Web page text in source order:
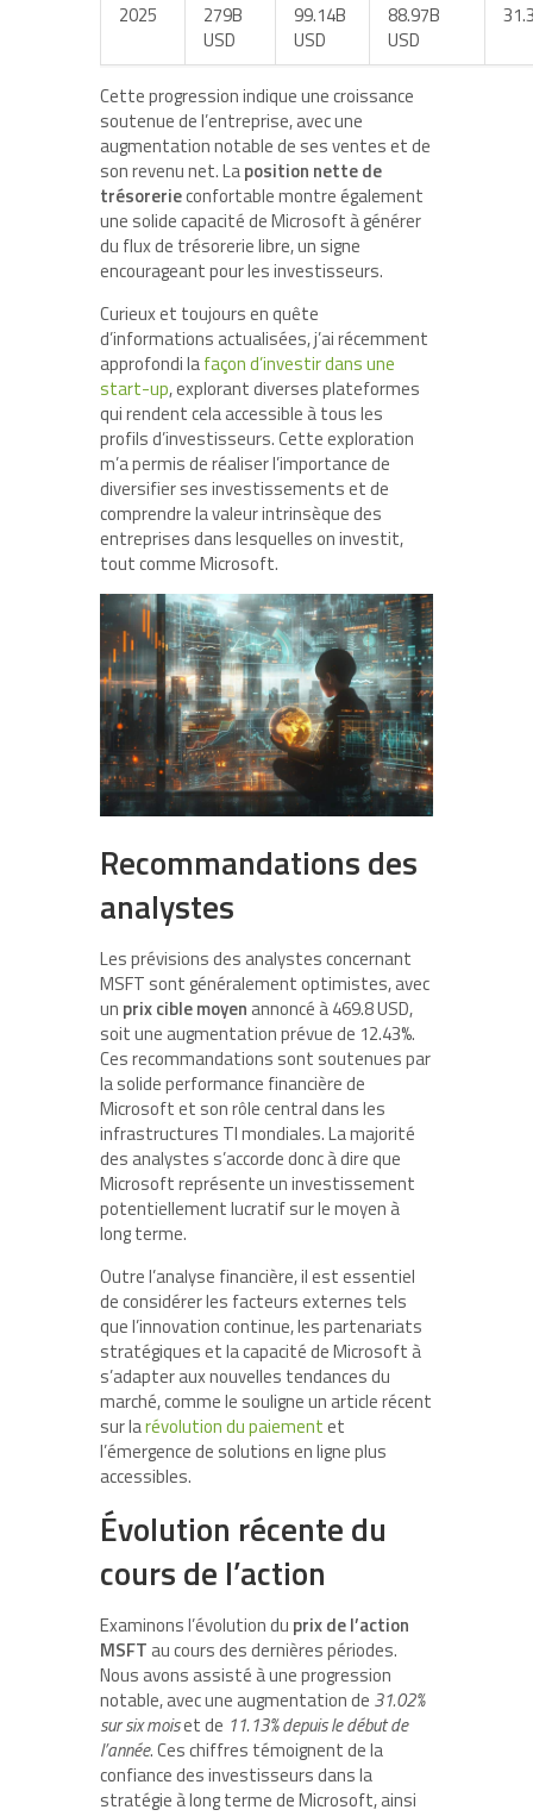
2025
279B
USD
99.14B
USD
88.97B
USD
Cette progression indique une croissance
soutenue de l’entreprise, avec une
augmentation notable de ses ventes et de
son revenu net. Laposition nette de
trésorerieconfortable montre également
une solide capacité de Microsoft à générer
du flux de trésorerie libre, un signe
encourageant pour les investisseurs.
Curieux et toujours en quête
d’informations actualisées, j’ai récemment
approfondi lafaçon d’investir dans une
start-up, explorant diverses plateformes
qui rendent cela accessible à tous les
profils d’investisseurs. Cette exploration
m’a permis de réaliser l’importance de
diversifier ses investissements et de
comprendre la valeur intrinsèque des
entreprises dans lesquelles on investit,
tout comme Microsoft.
Recommandations des
analystes
Les prévisions des analystes concernant
MSFT sont généralement optimistes, avec
un prix cible moyen annoncé à 469.8 USD,
soit une augmentation prévue de 12.43%.
Ces recommandations sont soutenues par
la solide performance financière de
Microsoft et son rôle central dans les
infrastructures TI mondiales. La majorité
des analystes s’accorde donc à dire que
Microsoft représente un investissement
potentiellement lucratif sur le moyen à
long terme.
Outre l’analyse financière, il est essentiel
de considérer les facteurs externes tels
que l’innovation continue, les partenariats
stratégiques et la capacité de Microsoft à
s’adapter aux nouvelles tendances du
marché, comme le souligne un article récent
sur larévolution du paiementet
l’émergence de solutions en ligne plus
accessibles.
Évolution récente du
cours de l’action
Examinons l’évolution du prix de l’action
MSFT au cours des dernières périodes.
Nous avons assisté à une progression
notable, avec une augmentation de 31.02%
sur six moiset de 11.13% depuis le début de
l’année. Ces chiffres témoignent de la
confiance des investisseurs dans la
stratégie à long terme de Microsoft, ainsi